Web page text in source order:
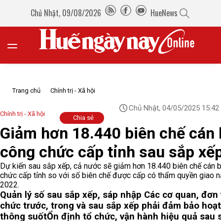
Chủ Nhật, 09/08/2026 HueNews
Trang chủ Chính trị - Xã hội
Chính trị - Xã hội
Chủ Nhật, 04/05/2025 15:42
Chia sẻ
Giảm hơn 18.440 biên chế cán
công chức cấp tỉnh sau sắp
Dự kiến sau sắp xếp, cả nước sẽ giảm hơn 18.440 biên chế cán
chức cấp tỉnh so với số biên chế được cấp có thẩm quyền giao
2022.
Quản lý số sau sắp xếp, sáp nhập Các cơ quan, đơn
chức trước, trong và sau sắp xếp phải đảm bảo
thông suốtỔn định tổ chức, vận hành hiệu quả sau